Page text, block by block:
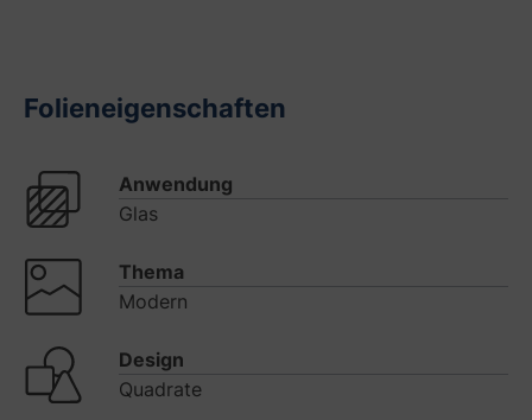
Folieneigenschaften
Anwendung
Glas
Thema
Modern
Design
Quadrate